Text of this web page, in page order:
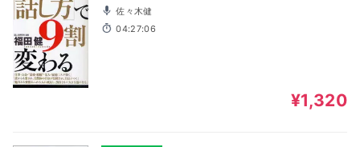
佐々木健
04:27:06
¥1,320